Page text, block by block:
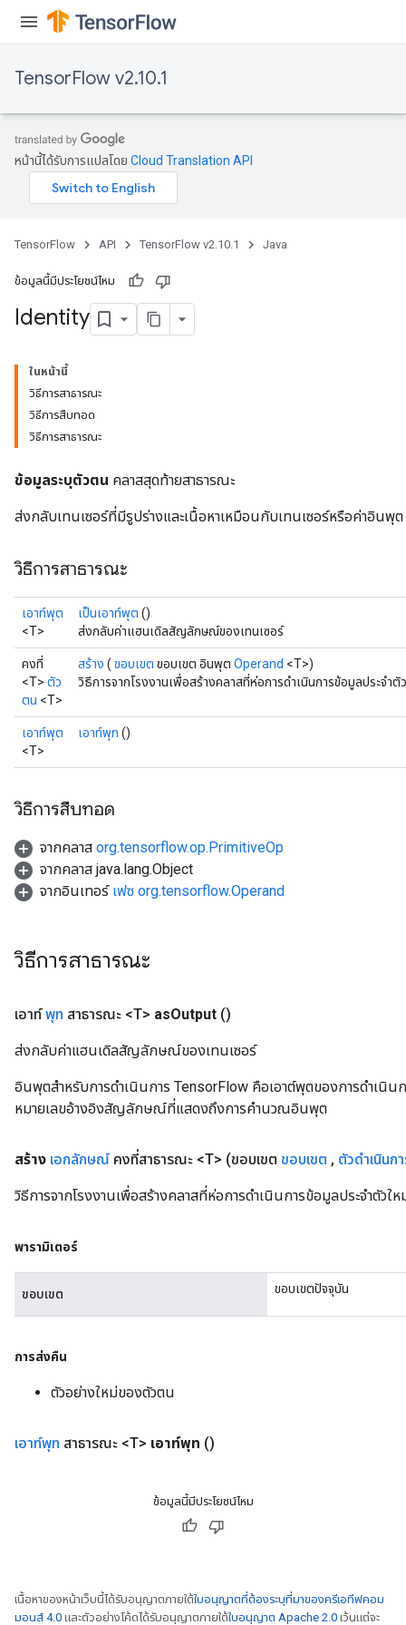
TensorFlow v2.10.1
หน้านี้ได้รับการแปลโดย Cloud Translation API
TensorFlow API TensorFlow v2.10.1 Java
ข้อมูลนี้มีประโยชน์ไหม
Identity
ในหน้านี้
วิธีการสาธารณะ
วิธีการสืบทอด
วิธีการสาธารณะ
ข้อมูลระบุตัวตน คลาสสุดท้ายสาธารณะ
ส่งกลับเทนเซอร์ที่มีรูปร่างและเนื้อหาเหมือนกับเทนเซอร์หรือค่าอินพุต
วิธีการสาธารณะ
เอาท์พุต
<T>
เป็นเอาท์พุต ()
ส่งกลับค่าแฮนเดิลสัญลักษณ์ของเทนเซอร์
คงที่
<T> ตัว
ตน <T>
สร้าง ( ขอบเขต ขอบเขต อินพุต Operand <T>)
วิธีการจากโรงงานเพื่อสร้างคลาสที่ห่อการดำเนินการข้อมูลประจำตั
เอาท์พุต
<T>
เอาท์พุท ()
วิธีการสืบทอด
จากคลาส org.tensorflow.op.PrimitiveOp
จากคลาส java.lang.Object
จากอินเทอร์ เฟซ org.tensorflow.Operand
วิธีการสาธารณะ
เอาท์พุท สาธารณะ <T> asOutput ()
ส่งกลับค่าแฮนเดิลสัญลักษณ์ของเทนเซอร์
อินพุตสำหรับการดำเนินการ TensorFlow คือเอาต์พุตของการดำเนิน
หมายเลขอ้างอิงสัญลักษณ์ที่แสดงถึงการคำนวณอินพุต
สร้าง เอกลักษณ์ คงที่สาธารณะ <T> (ขอบเขต ขอบเขต , ตัวดำเนินก
วิธีการจากโรงงานเพื่อสร้างคลาสที่ห่อการดำเนินการข้อมูลประจำตัวให
พารามิเตอร์
ขอบเขต ขอบเขตปัจจุบัน
การส่งคืน
ตัวอย่างใหม่ของตัวตน
เอาท์พุท สาธารณะ <T> เอาท์พุท ()
ข้อมูลนี้มีประโยชน์ไหม
เนื้อหาของหน้าเว็บนี้ได้รับอนุญาตภายใต้ใบอนุญาตที่ต้องระบุที่มาของครีเอทีฟคอม
มอนส์ 4.0 และตัวอย่างโค้ดได้รับอนุญาตภายใต้ใบอนุญาต Apache 2.0 เว้นแต่จะ